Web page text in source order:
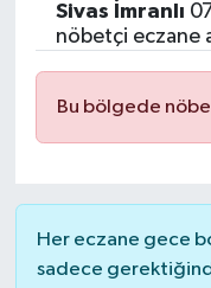
Sivas İmranlı
nöbetçi eczane
Bu bölgede
Her eczane gece
sadece